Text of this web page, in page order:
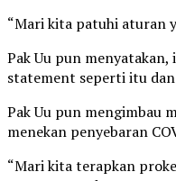
“Mari kita patuhi aturan
Pak Uu pun
statement seperti itu dan
Pak Uu pun mengimbau
menekan penyebaran
“Mari kita terapkan